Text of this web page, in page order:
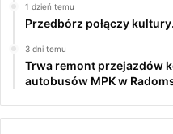
1 dzień temu
Przedbórz połączy
3 dni temu
Trwa remont przejazdów
autobusów MPK w